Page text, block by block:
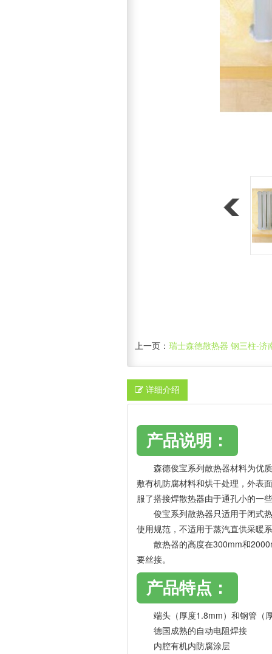
上一页： 瑞士森德散热器 钢三柱-济
详细介绍
产品说明：
森德俊宝系列散热器材料为优质
敷有机防腐材料和烘干处理，外表
服了搭接焊散热器由于通孔小的一
俊宝系列散热器只适用于闭式热
使用规范，不适用于蒸汽直供采暖
散热器的高度在300mm和
要丝接。
产品特点：
端头（厚度1.8mm）和钢管（
德国成熟的自动电阻焊接
内腔有机内防腐涂层